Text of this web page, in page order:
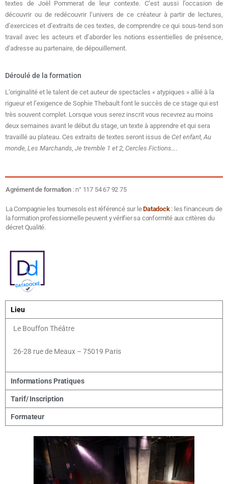
textes de Joël Pommerat de leur contexte. C’est aussi l’occasion de
découvrir ou de redécouvrir l’univers de ce créateur à partir de lectures,
d’exercices et d’extraits de ces textes, de comprendre ce qui sous-tend son
travail avec les acteurs et d’aborder les notions essentielles de présence,
d’adresse au partenaire, de dépouillement.
Déroulé de la formation
L’originalité et le talent de cet auteur de spectacles « atypiques » allié à la
rigueur et l’exigence de Sophie Thebault font le succès de ce stage qui est
très souvent complet. Lorsque vous serez inscrit vous recevrez au moins
deux semaines avant le début du stage, un texte à apprendre et qui sera
travaillé au plateau. Ces extraits de textes seront issus de Cet enfant, Au
monde, Les Marchands, Je tremble 1 et 2, Cercles Fictions….
Agrément de formation: n° 117 54 67 92 75
La Compagnie les tournesols est référencé sur leDatadock : les financeurs de
la formation professionnelle peuvent y vérifier sa conformité aux critères du
décret Qualité.
Lieu
Le Bouffon Théâtre
26-28 rue de Meaux – 75019 Paris
Informations Pratiques
Tarif/ Inscription
Formateur